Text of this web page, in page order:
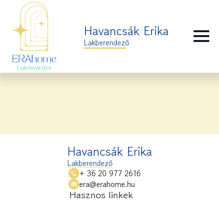
Havancsák Erika
Lakberendező
Havancsák Erika
Lakberendező
+ 36 20 977 2616
era@erahome.hu
Hasznos linkek